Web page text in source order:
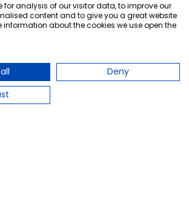
for analysis of our visitor data, to improve our
content and to give you a great website
information about the cookies we use open the
Deny